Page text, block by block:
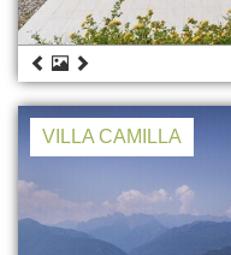
VILLA CAMILLA